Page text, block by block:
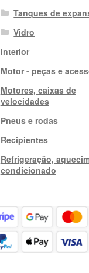
Tanques de
Vidro
Interior
Motor - peças e
Motores, caixas de
velocidades
Pneus e rodas
Recipientes
Refrigeração,
condicionado